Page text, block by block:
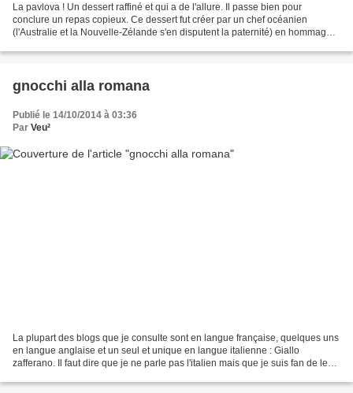
La pavlova ! Un dessert raffiné et qui a de l'allure. Il passe bien pour
conclure un repas copieux. Ce dessert fut créer par un chef océanien
(l'Australie et la Nouvelle-Zélande s'en disputent la paternité) en hommage à
gnocchi alla romana
Publié le 14/10/2014 à 03:36
Par Veu²
La plupart des blogs que je consulte sont en langue française, quelques uns
en langue anglaise et un seul et unique en langue italienne : Giallo
zafferano. Il faut dire que je ne parle pas l'italien mais que je suis fan de leur